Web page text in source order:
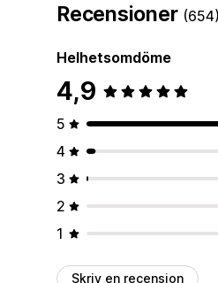
Recensioner (654)
Helhetsomdöme
4,9
5
4
3
2
1
Skriv en recension